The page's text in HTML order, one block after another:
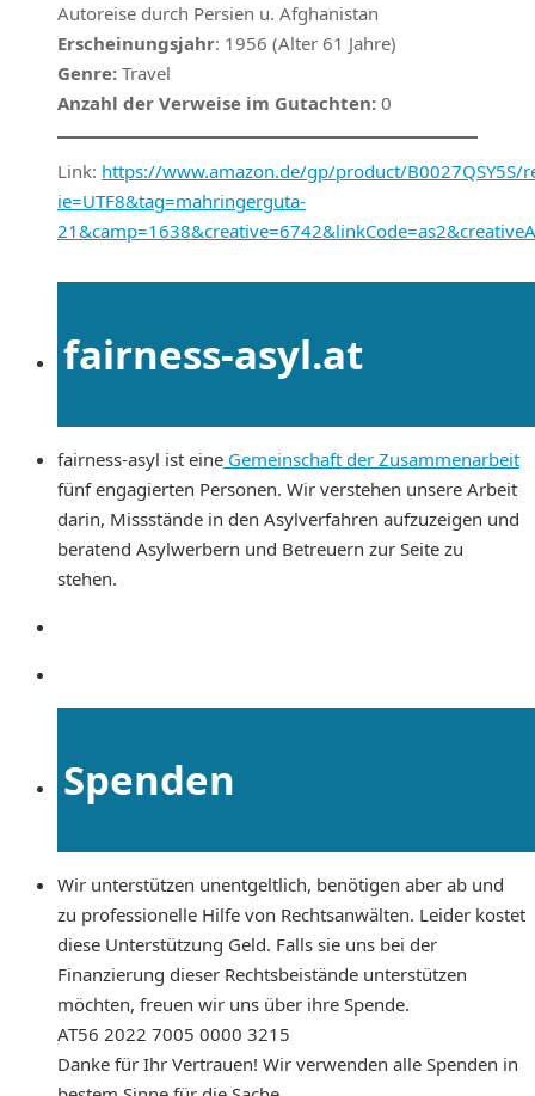
Autoreise durch Persien u. Afghanistan
Erscheinungsjahr: 1956 (Alter 61 Jahre)
Genre: Travel
Anzahl der Verweise im Gutachten: 0
Link: https://www.amazon.de/gp/product/B0027QSY5S/
ie=UTF8&tag=mahringerguta-
fairness-asyl.at
fairness-asyl ist eine Gemeinschaft der Zusammenarbeit
fünf engagierten Personen. Wir verstehen unsere Arbeit
darin, Missstände in den Asylverfahren aufzuzeigen und
beratend Asylwerbern und Betreuern zur Seite zu
stehen.
Spenden
Wir unterstützen unentgeltlich, benötigen aber ab und
zu professionelle Hilfe von Rechtsanwälten. Leider kostet
diese Unterstützung Geld. Falls sie uns bei der
Finanzierung dieser Rechtsbeistände unterstützen
möchten, freuen wir uns über ihre Spende.
AT56 2022 7005 0000 3215
Danke für Ihr Vertrauen! Wir verwenden alle Spenden in